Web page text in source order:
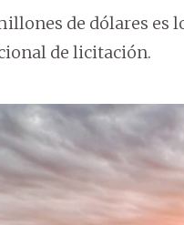
de dólares es
de licitación.